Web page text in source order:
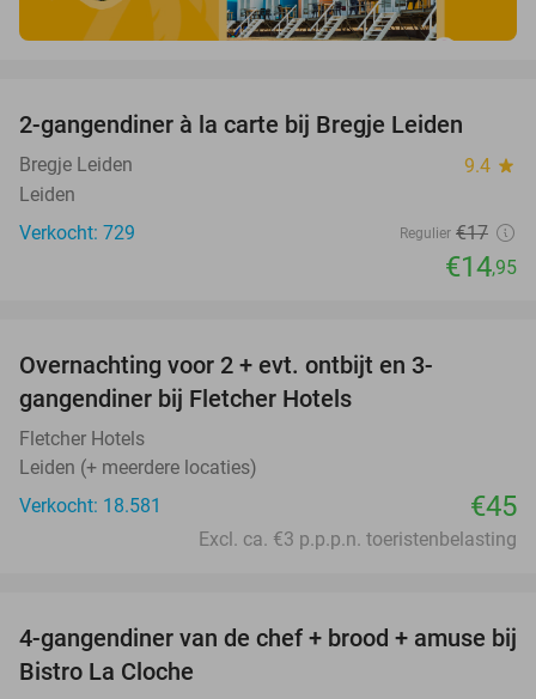
2-gangendiner à la carte bij Bregje Leiden
Bregje Leiden 9.4 star
Leiden
Verkocht: 729
Regulier €17
€14,95
Overnachting voor 2 + evt. ontbijt en 3-
gangendiner bij Fletcher Hotels
Fletcher Hotels
Leiden (+ meerdere locaties)
Verkocht: 18.581
€45
Excl. ca. €3 p.p.p.n. toeristenbelasting
44%
4-gangendiner van de chef + brood + amuse bij
Bistro La Cloche